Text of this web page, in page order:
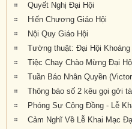
Quyết Nghị Đại Hội
Hiến Chương Giáo Hội
Nội Quy Giáo Hội
Thông báo số 2 kêu gọi gởi